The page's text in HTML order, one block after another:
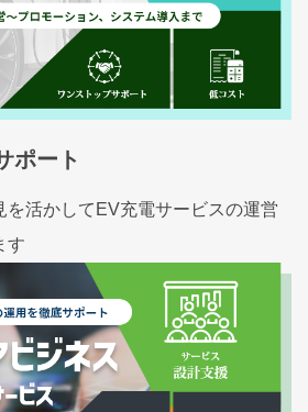
ポート
を活かしてEV充電サービスの運営
す